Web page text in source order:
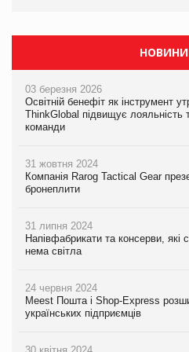
НОВИНИ
03 березня 2026
Освітній бенефіт як інструмент
ThinkGlobal підвищує лояльність
команди
31 жовтня 2024
Компанія Rarog Tactical Gear
бронеплити
31 липня 2024
Напівфабрикати та консерви, які
нема світла
24 червня 2024
Meest Пошта і Shop-Express
українських підприємців